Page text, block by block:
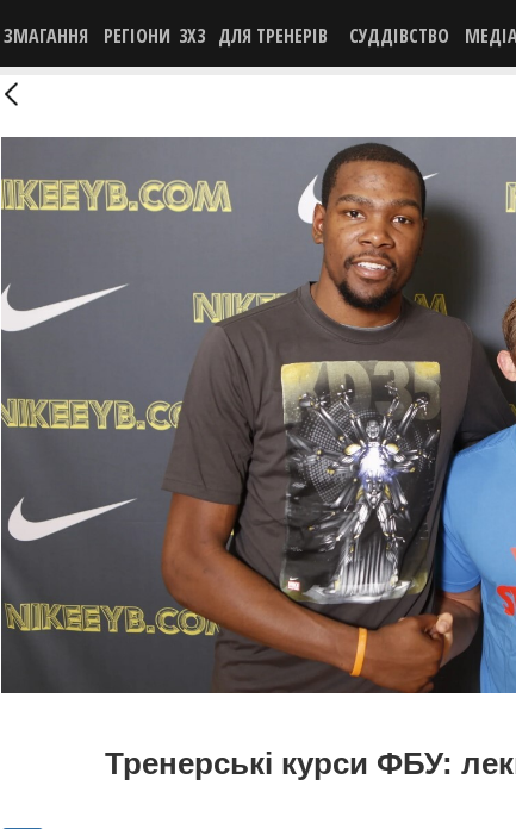
ЗМАГАННЯ РЕГІОНИ 3X3 ДЛЯ ТРЕНЕРІВ СУДДІВСТВО
Тренерські курси ФБУ: